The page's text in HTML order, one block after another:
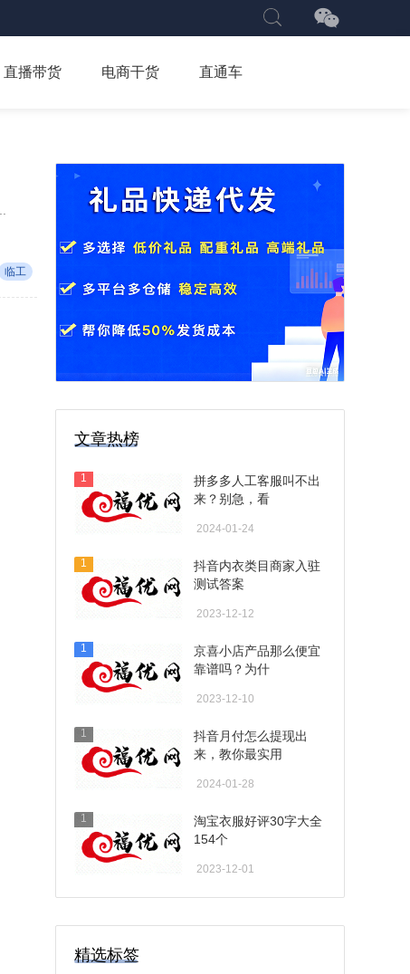
直播带货 电商干货 直通车
临工
文章热榜
1
拼多多人工客服叫不出
来？别急，看
2024-01-24
1
抖音内衣类目商家入驻
测试答案
2023-12-12
1
京喜小店产品那么便宜
靠谱吗？为什
2023-12-10
1
抖音月付怎么提现出
来，教你最实用
2024-01-28
1
淘宝衣服好评30字大全
154个
2023-12-01
精选标签